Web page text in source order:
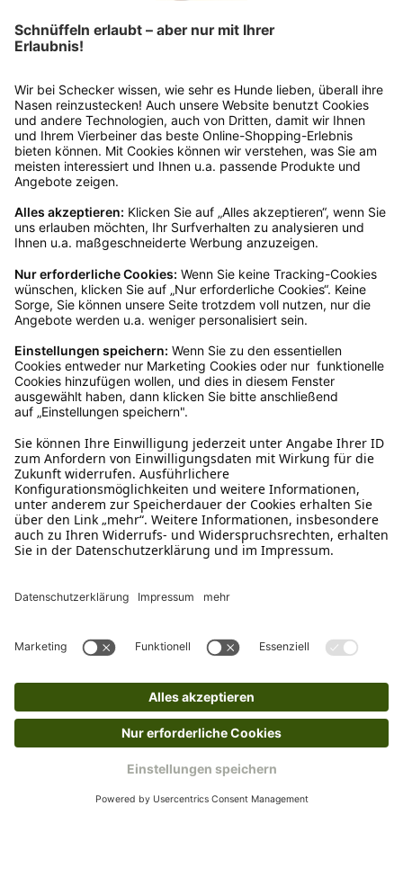
Bitte fülle das Rücksendeformular aus. Dieses
findest du online. Verpacke die Artikel
Rücksendeetikett auf das Paket. Dieses kannst du
dir in deinem Kundenkonto anfordern. Hast du als
Gast bestellt, schreibe uns eine Email an
verkauf@schecker.de oder rufe zu unseren
Servicezeiten an, dann lassen wir dir ein
Rücksendeetikett zukommen.
Mo – Fr 9 – 17 Uhr, Sa 9 – 13 Uhr
Ruf uns an
Schreibe uns
verkauf@schecker.de
WhatsApp Support
Tritt unserem Newsletter bei
Mehr von uns
Barrierefreiheitserklärung Impressum AGB
Datenschutz